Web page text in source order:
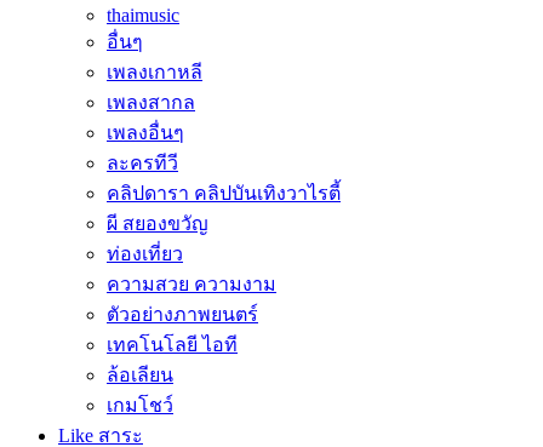
thaimusic
อื่นๆ
เพลงเกาหลี
เพลงสากล
เพลงอื่นๆ
ละครทีวี
คลิปดารา คลิปบันเทิงวาไรตี้
ผี สยองขวัญ
ท่องเที่ยว
ความสวย ความงาม
ตัวอย่างภาพยนตร์
เทคโนโลยี ไอที
ล้อเลียน
เกมโชว์
Like สาระ